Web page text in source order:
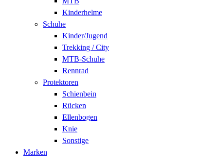
Kinderhelme
Schuhe
Kinder/Jugend
Trekking / City
MTB-Schuhe
Rennrad
Protektoren
Schienbein
Rücken
Ellenbogen
Knie
Sonstige
Marken